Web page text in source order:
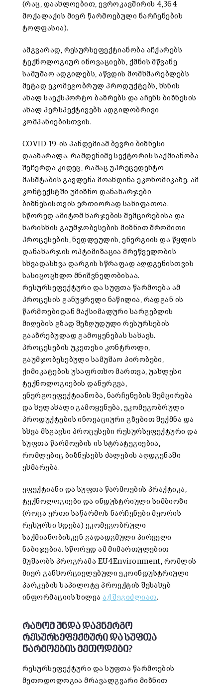
(რაც, დაახლოებით, ევროკავშირის 4,364
მოქალაქის მიერ წარმოებული ნარჩენების
ტოლფასია).
ამგვარად, რესურსეფექტიანობა აჩქარებს
ტექნოლოგიურ ინოვაციებს, ქმნის მწვანე
სამუშაო ადგილებს, აწვდის მომხმარებლებს
მეტად ეკომეგობრულ პროდუქტებს, ხსნის
ახალ საექსპორტო ბაზრებს და აჩენს ბიზნესის
ახალ პერსპექტივებს ადგილობრივი
კომპანიებისთვის.
COVID-19-ის პანდემიამ ბევრი ბიზნესი
დააზარალა. რამდენიმე სექტორის საქმიანობა
შეჩერდა კიდეც, რამაც უპრეცედენტო
მასშტაბის გავლენა მოახდინა ეკონომიკაზე. ამ
კონტექსტში უმიზნო დანახარჯები
ბიზნესისთვის ერთიორად სახიფათოა.
სწორედ ამიტომ ხარჯების შემცირებისა და
ხარისხის გაუმჯობესების მიზნით შრომითი
პროცესების, ნედლეულის, ენერგიის და წყლის
დანახარჯის ოპტიმიზაცია მრეწველობის
სხვადასხვა დარგის სწრაფად აღდგენისთვის
სასიცოცხლო მნიშვნელობისაა.
რესურსეფექტური და სუფთა წარმოება ამ
პროცესის განუყრელი ნაწილია, რადგან ის
წარმოებიდან მაქსიმალური სარგებლის
მიღების გზად შეზღუდული რესურსების
გააზრებულად გამოყენებას სახავს.
პროცესების უკეთესი კონტროლი,
გაუმჯობესებული სამუშაო პირობები,
ქიმიკატების უსაფრთხო მართვა, უახლესი
ტექნოლოგიების დანერგვა,
ენერგოეფექტიანობა, ნარჩენების შემცირება
და ხელახალი გამოყენება, ეკომეგობრული
პროდუქტების ინოვაციური გზებით შექმნა და
სხვა მსგავსი პროცესები რესურსეფექტური და
სუფთა წარმოების ის სტრატეგიებია,
რომლებიც ბიზნესებს ძალების აღდგენაში
ეხმარება.
ეფექტიანი და სუფთა წარმოების პრაქტიკა,
ტექნოლოგიები და ინდუსტრიული სიმბიოზი
(როცა ერთი საწარმოს ნარჩენები მეორის
რესურსი ხდება) ეკომეგობრული
საქმიანობისკენ გადადგმული პირველი
ნაბიჯებია. სწორედ ამ მიმართულებით
მუშაობს პროგრამა EU4Environment, რომლის
მიერ განხორციელებული ეკოინდუსტრიული
პარკების საპილოტე პროექტის შესახებ
ინფორმაციის ხილვააქ შეგიძლიათ.
რატომ უნდა დავნერგო
რესურსეფექტური და სუფთა
წარმოების მეთოდები?
რესურსეფექტური და სუფთა წარმოების
მეთოდოლოგია მრავალგვარი მიზნით